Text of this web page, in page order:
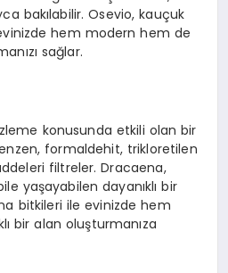
bakılabilir. Osevio, kauçuk
hem modern hem de
sağlar.
konusunda etkili olan bir
formaldehit, trikloretilen
filtreler. Dracaena,
yaşayabilen dayanıklı bir
bitkileri ile evinizde hem
bir alan oluşturmanıza